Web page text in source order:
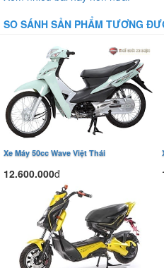
SO SÁNH SẢN PHẨM TƯƠNG
Xe Máy 50cc Wave Việt Thái
12.600.000đ